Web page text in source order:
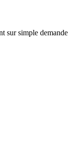
sur simple demande